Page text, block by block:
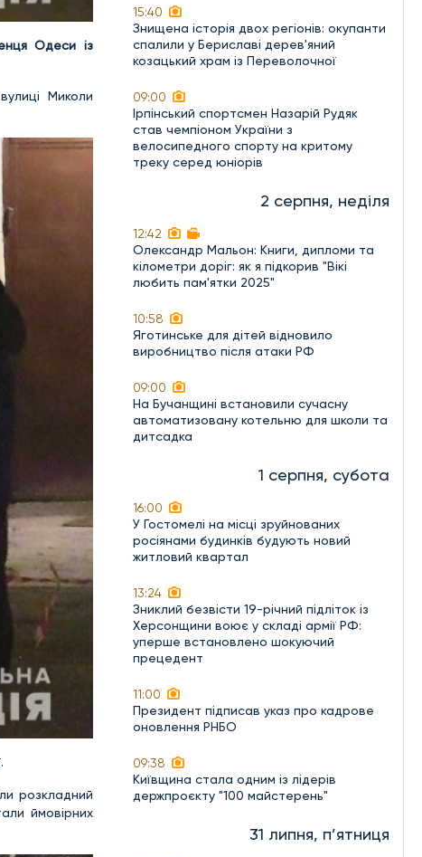
Одеси із
Миколи
розкладний
ймовірних
15:40
Знищена історія двох регіонів: окупанти
спалили у Бериславі дерев'яний
козацький храм із Переволочної
09:00
Ірпінський спортсмен Назарій Рудяк
став чемпіоном України з
велосипедного спорту на критому
треку серед юніорів
2 серпня, неділя
12:42
Олександр Мальон: Книги, дипломи та
кілометри доріг: як я підкорив "Вікі
любить пам'ятки 2025"
10:58
Яготинське для дітей відновило
виробництво після атаки РФ
09:00
На Бучанщині встановили сучасну
автоматизовану котельню для школи та
дитсадка
1 серпня, субота
16:00
У Гостомелі на місці зруйнованих
росіянами будинків будують новий
житловий квартал
13:24
Зниклий безвісти 19-річний підліток із
Херсонщини воює у складі армії РФ:
уперше встановлено шокуючий
прецедент
11:00
Президент підписав указ про кадрове
оновлення РНБО
09:38
Київщина стала одним із лідерів
держпроєкту "100 майстерень"
31 липня, п’ятниця